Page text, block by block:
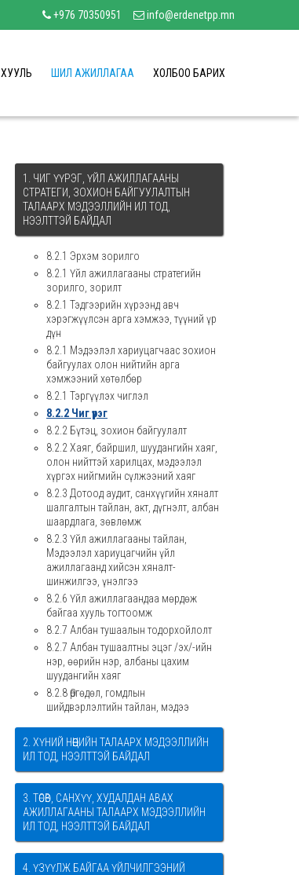
+976 70350951 info@erdenetpp.mn
ХУУЛЬ ШИЛ АЖИЛЛАГАА ХОЛБОО БАРИХ
1. ЧИГ ҮҮРЭГ, ҮЙЛ АЖИЛЛАГААНЫ
СТРАТЕГИ, ЗОХИОН БАЙГУУЛАЛТЫН
ТАЛААРХ МЭДЭЭЛЛИЙН ИЛ ТОД,
НЭЭЛТТЭЙ БАЙДАЛ
8.2.1 Эрхэм зорилго
8.2.1 Үйл ажиллагааны стратегийн
зорилго, зорилт
8.2.1 Тэдгээрийн хүрээнд авч
хэрэгжүүлсэн арга хэмжээ, түүний үр
дүн
8.2.1 Мэдээлэл хариуцагчаас зохион
байгуулах олон нийтийн арга
хэмжээний хөтөлбөр
8.2.1 Тэргүүлэх чиглэл
8.2.2 Чиг үүрэг
8.2.2 Бүтэц, зохион байгуулалт
8.2.2 Хаяг, байршил, шуудангийн хаяг,
олон нийттэй харилцах, мэдээлэл
хүргэх нийгмийн сүлжээний хаяг
8.2.3 Дотоод аудит, санхүүгийн хяналт
шалгалтын тайлан, акт, дүгнэлт, албан
шаардлага, зөвлөмж
8.2.3 Үйл ажиллагааны тайлан,
Мэдээлэл хариуцагчийн үйл
ажиллагаанд хийсэн хяналт-
шинжилгээ, үнэлгээ
8.2.6 Үйл ажиллагаандаа мөрдөж
байгаа хууль тогтоомж
8.2.7 Албан тушаалын тодорхойлолт
8.2.7 Албан тушаалтны эцэг /эх/-ийн
нэр, өөрийн нэр, албаны цахим
шуудангийн хаяг
8.2.8 Өргөдөл, гомдлын
шийдвэрлэлтийн тайлан, мэдээ
2. ХҮНИЙ НӨӨЦИЙН ТАЛААРХ МЭДЭЭЛЛИЙН
ИЛ ТОД, НЭЭЛТТЭЙ БАЙДАЛ
3. ТӨСӨВ, САНХҮҮ, ХУДАЛДАН АВАХ
АЖИЛЛАГААНЫ ТАЛААРХ МЭДЭЭЛЛИЙН
ИЛ ТОД, НЭЭЛТТЭЙ БАЙДАЛ
4. ҮЗҮҮЛЖ БАЙГАА ҮЙЛЧИЛГЭЭНИЙ